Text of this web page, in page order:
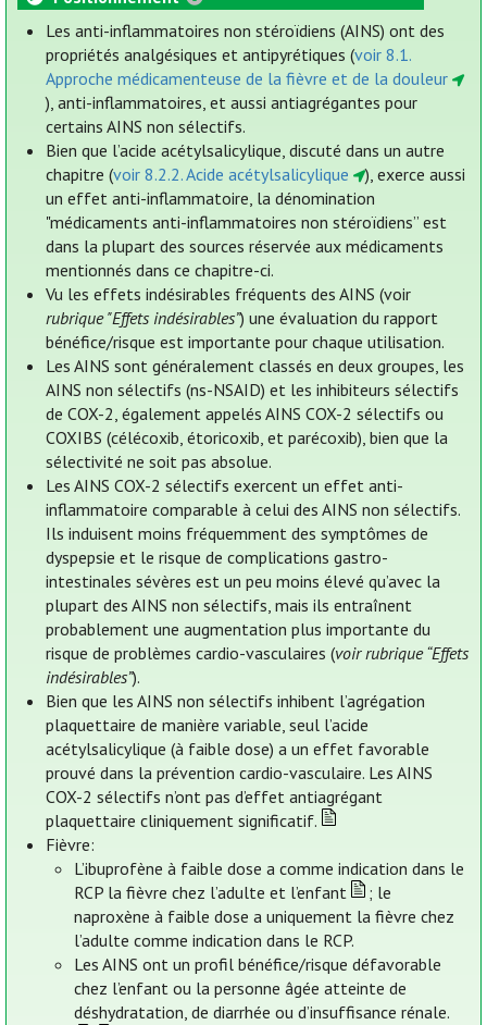
Les anti-inflammatoires non stéroïdiens (AINS) ont des
propriétés analgésiques et antipyrétiques (voir 8.1.
Approche médicamenteuse de la fièvre et de la douleur
), anti-inflammatoires, et aussi antiagrégantes pour
certains AINS non sélectifs.
Bien que l’acide acétylsalicylique, discuté dans un autre
chapitre (voir 8.2.2. Acide acétylsalicylique
), exerce aussi
un effet anti-inflammatoire, la dénomination
"médicaments anti-inflammatoires non stéroïdiens” est
dans la plupart des sources réservée aux médicaments
mentionnés dans ce chapitre-ci.
Vu les effets indésirables fréquents des AINS (voir
rubrique "Effets indésirables”) une évaluation du rapport
bénéfice/risque est importante pour chaque utilisation.
Les AINS sont généralement classés en deux groupes, les
AINS non sélectifs (ns-NSAID) et les inhibiteurs sélectifs
de COX-2, également appelés AINS COX-2 sélectifs ou
COXIBS (célécoxib, étoricoxib, et parécoxib), bien que la
sélectivité ne soit pas absolue.
Les AINS COX-2 sélectifs exercent un effet anti-
inflammatoire comparable à celui des AINS non sélectifs.
Ils induisent moins fréquemment des symptômes de
dyspepsie et le risque de complications gastro-
intestinales sévères est un peu moins élevé qu’avec la
plupart des AINS non sélectifs, mais ils entraînent
probablement une augmentation plus importante du
risque de problèmes cardio-vasculaires (voir rubrique “Effets
indésirables”).
Bien que les AINS non sélectifs inhibent l’agrégation
plaquettaire de manière variable, seul l’acide
acétylsalicylique (à faible dose) a un effet favorable
prouvé dans la prévention cardio-vasculaire. Les AINS
COX-2 sélectifs n’ont pas d’effet antiagrégant
plaquettaire cliniquement significatif.
Fièvre:
L’ibuprofène à faible dose a comme indication dans le
RCP la fièvre chez l’adulte et l’enfant
; le
naproxène à faible dose a uniquement la fièvre chez
l’adulte comme indication dans le RCP.
Les AINS ont un profil bénéfice/risque défavorable
chez l’enfant ou la personne âgée atteinte de
déshydratation, de diarrhée ou d’insuffisance rénale.